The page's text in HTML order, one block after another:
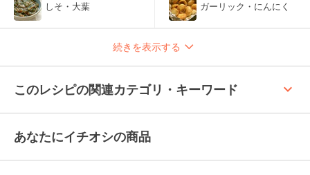
しそ・大葉 ガーリック・にんにく
続きを表示する
このレシピの関連カテゴリ・キーワード keyboard_arrow_up
あなたにイチオシの商品